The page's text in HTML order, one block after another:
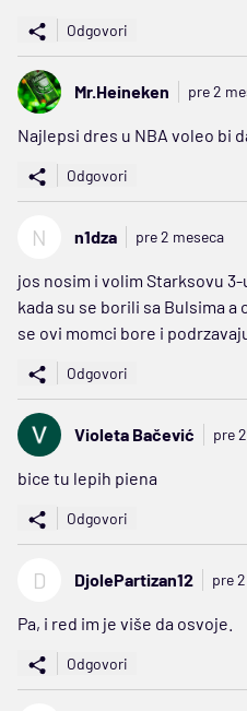
Odgovori
Mr.Heineken pre 2
Najlepsi dres u NBA voleo bi
Odgovori
N n1dza pre 2 meseca
jos nosim i volim Starksovu
kada su se borili sa Bulsima a
se ovi momci bore i
Odgovori
Violeta Bačević pre
bice tu lepih piena
Odgovori
D DjolePartizan12 pre
Pa, i red im je više da osvoje.
Odgovori